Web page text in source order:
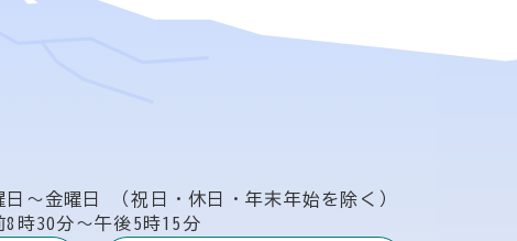
日〜金曜日
（祝日・休日・年末年始を除く）
8時30分〜午後5時15分